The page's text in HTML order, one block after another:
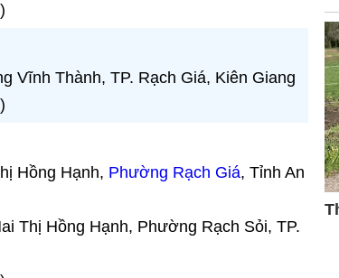
)
Vĩnh Thành, TP. Rạch Giá, Kiên Giang
)
Hồng Hạnh, Phường Rạch Giá, Tỉnh An
Thị Hồng Hạnh, Phường Rạch Sỏi, TP.